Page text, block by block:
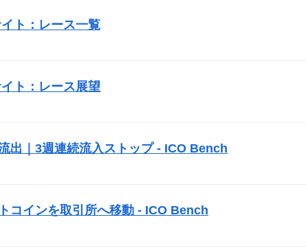
ト：レース一覧
ト：レース展望
出｜3週連続流入ストップ - ICO Bench
コインを取引所へ移動 - ICO Bench